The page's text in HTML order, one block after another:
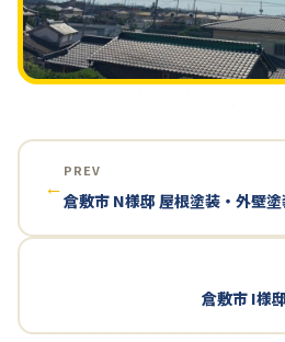
←
PREV
倉敷市 N様邸 屋根塗装・外壁
倉敷市 I様